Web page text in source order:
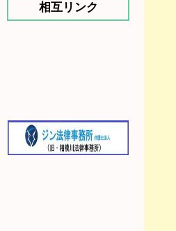
相互リンク